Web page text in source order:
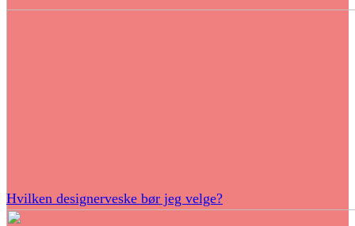
Hvilken designerveske bør jeg velge?